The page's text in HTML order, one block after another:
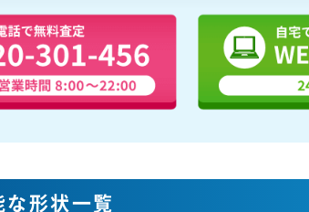
形状一覧